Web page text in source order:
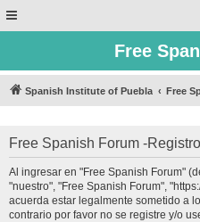
Free
Spanish Institute of Puebla Free
Free Spanish Forum -Registro
Al ingresar en "Free Spanish Forum"
"nuestro", "Free Spanish Forum",
acuerda estar legalmente sometido a
contrario por favor no se registre y/o